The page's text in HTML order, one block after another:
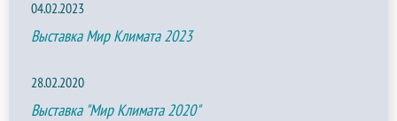
04.02.2023
Выставка Мир Климата 2023
28.02.2020
Выставка "Мир Климата 2020"